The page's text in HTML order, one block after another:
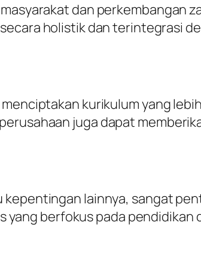
dan perkembangan
holistik dan terintegrasi
kurikulum yang
juga dapat
lainnya, sangat
berfokus pada pendidikan